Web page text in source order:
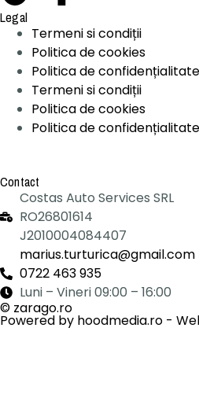
Legal
Termeni si condiții
Politica de cookies
Politica de confidențialitate
Termeni si condiții
Politica de cookies
Politica de confidențialitate
Contact
Costas Auto Services SRL
RO26801614
J2010004084407
marius.turturica@gmail.com
0722 463 935
Luni – Vineri 09:00 – 16:00
© zarago.ro
Powered by hoodmedia.ro -